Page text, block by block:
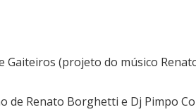
Gaiteiros (projeto do músico
de Renato Borghetti e Dj Pimpo